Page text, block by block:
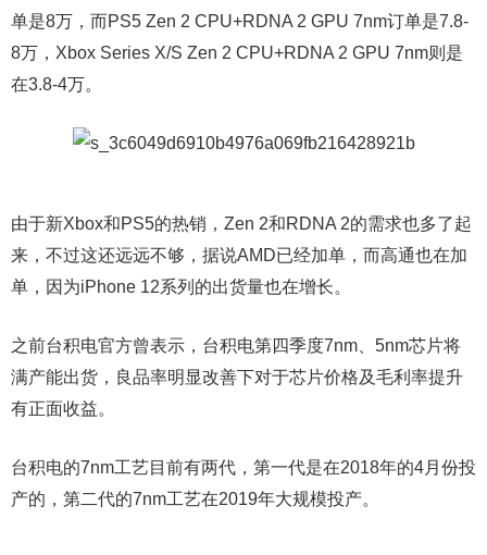
单是8万，而PS5 Zen 2 CPU+RDNA 2 GPU 7nm订单是7.8-
8万，Xbox Series X/S Zen 2 CPU+RDNA 2 GPU 7nm则是
在3.8-4万。
由于新Xbox和PS5的热销，Zen 2和RDNA 2的需求也多了起
来，不过这还远远不够，据说AMD已经加单，而高通也在加
单，因为iPhone 12系列的出货量也在增长。
之前台积电官方曾表示，台积电第四季度7nm、5nm芯片将
满产能出货，良品率明显改善下对于芯片价格及毛利率提升
有正面收益。
台积电的7nm工艺目前有两代，第一代是在2018年的4月份投
产的，第二代的7nm工艺在2019年大规模投产。